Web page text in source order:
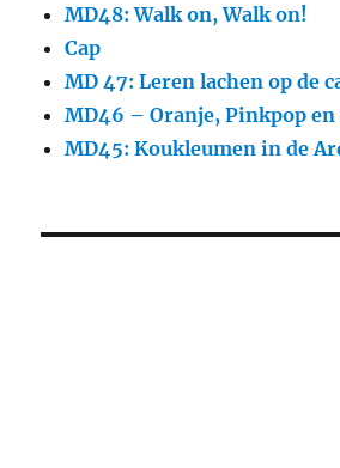
MD48: Walk on, Walk on!
Cap
MD 47: Leren lachen op de
MD46 – Oranje, Pinkpop en
MD45: Koukleumen in de